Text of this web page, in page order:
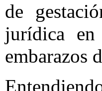
de
jurídica
embarazos